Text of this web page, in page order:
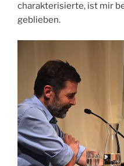
charakterisierte, ist mir
geblieben.